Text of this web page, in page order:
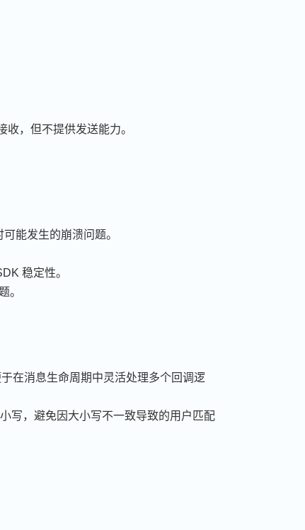
收，但不提供发送能力。
能发生的崩溃问题。
稳定性。
。
于在消息生命周期中灵活处理多个回调逻
写，避免因大小写不一致导致的用户匹配